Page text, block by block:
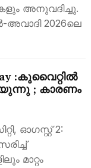
അനുവദിച്ചു.
2026ലെ
:കുവൈറ്റിൽ
; കാരണം
ഓഗസ്റ്റ് 2:
മാറ്റം